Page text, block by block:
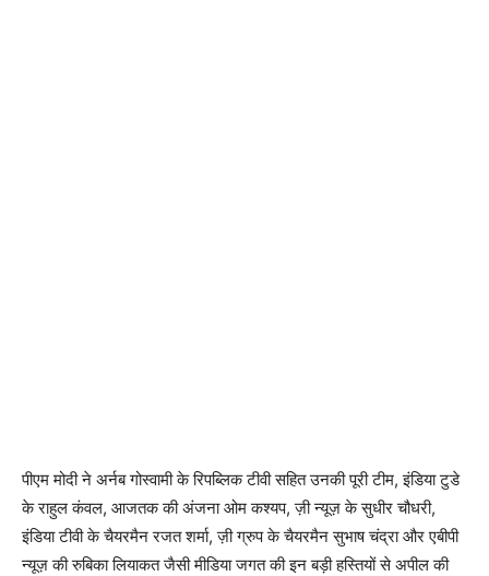
पीएम मोदी ने अर्नब गोस्वामी के रिपब्लिक टीवी सहित उनकी पूरी टीम, इंडिया टुडे
के राहुल कंवल, आजतक की अंजना ओम कश्यप, ज़ी न्यूज़ के सुधीर चौधरी,
इंडिया टीवी के चैयरमैन रजत शर्मा, ज़ी ग्रुप के चैयरमैन सुभाष चंद्रा और एबीपी
न्यूज़ की रुबिका लियाकत जैसी मीडिया जगत की इन बड़ी हस्तियों से अपील की